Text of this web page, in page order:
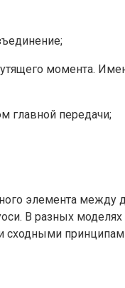
момента.
главной передачи;
элемента
В разных
сходными